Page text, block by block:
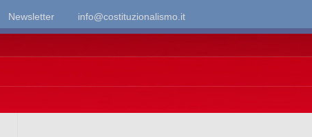
Newsletter info@costituzionalismo.it